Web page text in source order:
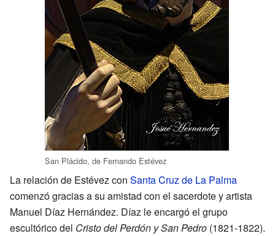
San Plácido, de Fernando Estévez
La relación de Estévez con Santa Cruz de La Palma
comenzó gracias a su amistad con el sacerdote y artista
Manuel Díaz Hernández. Díaz le encargó el grupo
escultórico del Cristo del Perdón y San Pedro (1821-1822).